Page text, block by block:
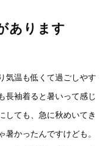
あります
気温も低くて過ごしやす
長袖着ると暑いって感じ
しても、急に秋めいてき
暑かったんですけども。